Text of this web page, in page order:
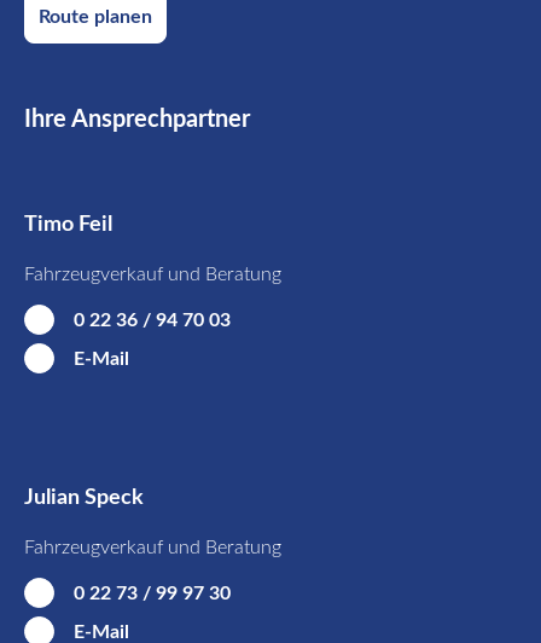
Route planen
Ihre Ansprechpartner
Timo Feil
Fahrzeugverkauf und Beratung
0 22 36 / 94 70 03
E-Mail
Julian Speck
Fahrzeugverkauf und Beratung
0 22 73 / 99 97 30
E-Mail